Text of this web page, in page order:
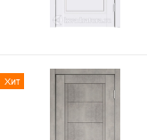
Хит